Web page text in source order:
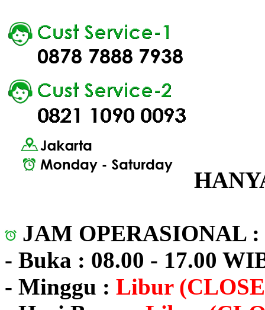
JAM OPERASIONAL :
- Buka : 08.00 - 17.00
- Minggu : Libur